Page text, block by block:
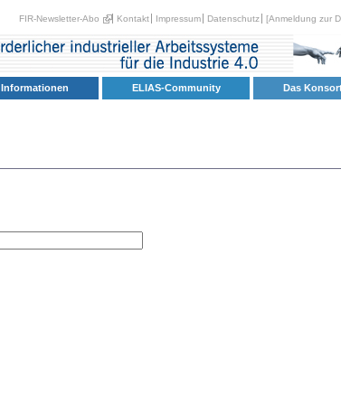
FIR-Newsletter-Abo Kontakt Impressum Datenschutz [Anmeldung zur
Informationen ELIAS-Community Das